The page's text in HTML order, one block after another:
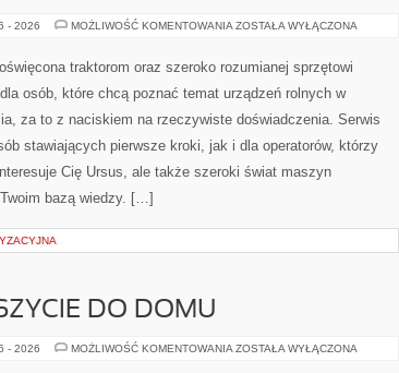
- 2026 MOŻLIWOŚĆ KOMENTOWANIA HODOWLA
ZOSTAŁA WYŁĄCZONA
traktorom oraz szeroko rozumianej sprzętowi
osób, które chcą poznać temat urządzeń rolnych w
za to z naciskiem na rzeczywiste doświadczenia. Serwis
stawiających pierwsze kroki, jak i dla operatorów, którzy
Cię Ursus, ale także szeroki świat maszyn
bazą wiedzy. […]
DO DOMU
- 2026 MOŻLIWOŚĆ KOMENTOWANIA DEKORACYJNE
ZOSTAŁA WYŁĄCZONA